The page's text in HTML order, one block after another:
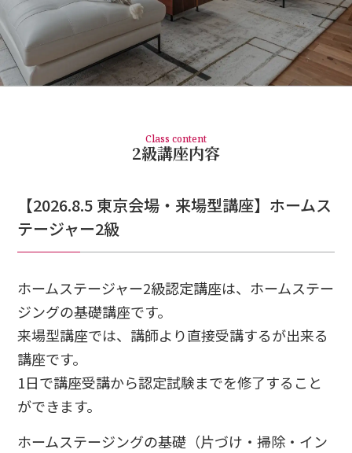
Class content
2級講座内容
【2026.8.5 東京会場・来場型講座】ホームス
テージャー2級
ホームステージャー2級認定講座は、ホームステー
ジングの基礎講座です。
来場型講座では、講師より直接受講するが出来る
講座です。
1日で講座受講から認定試験までを修了すること
ができます。
ホームステージングの基礎（片づけ・掃除・イン